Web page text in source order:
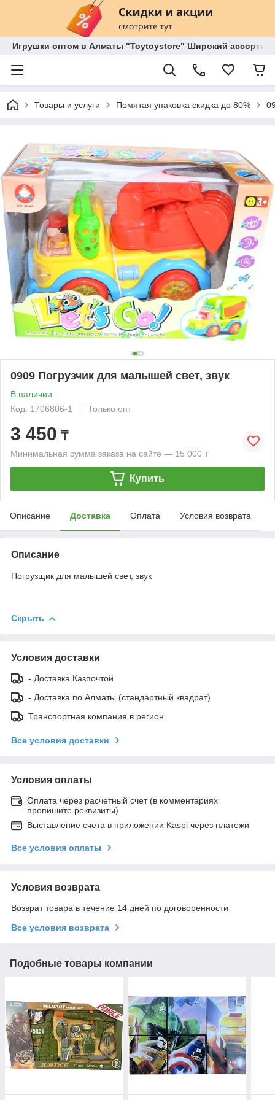
Игрушки оптом в Алматы "Toytoystore" Широкий
Товары и услуги Помятая упаковка скидка до 80%
0909 Погрузчик для малышей свет, звук
В наличии
Код: 1706806-1
Только опт
3 450 ₸
Минимальная сумма заказа на сайте — 15 000 ₸
Купить
Описание Доставка Оплата Условия возврата
Описание
Погрузщик для малышей свет, звук
Скрыть
Условия доставки
- Доставка Казпочтой
- Доставка по Алматы (стандартный квадрат)
Транспортная компания в регион
Все условия доставки
Условия оплаты
Оплата через расчетный счет (в комментариях
пропишите реквизиты)
Выставление счета в приложении Kaspi через платежи
Все условия оплаты
Условия возврата
Возврат товара в течение 14 дней по договоренности
Все условия возврата
Подобные товары компании